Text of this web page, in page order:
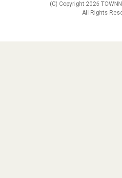
(C) Copyright 2026
All Rights